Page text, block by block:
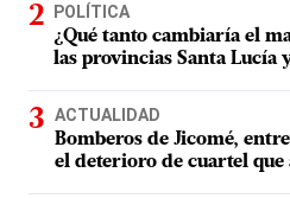
POLÍTICA
¿Qué tanto cambiaría el
las provincias Santa Lucía
ACTUALIDAD
Bomberos de Jicomé,
el deterioro de cuartel que